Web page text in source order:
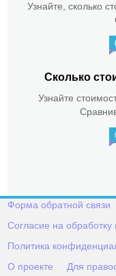
Узнайте, сколько
Сколько
Узнайте
Форма обратной связи
Согласие на
Политика
О проекте
Для